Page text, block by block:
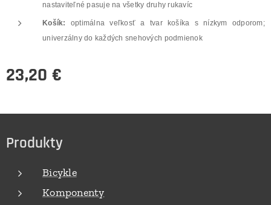
nastaviteľné pasuje na všetky druhy rukavíc
Košík:
optimálna veľkosť a tvar košíka s nízkym odporom;
univerzálny do každých snehových podmienok
23,20 €
Produkty
Bicykle
Komponenty